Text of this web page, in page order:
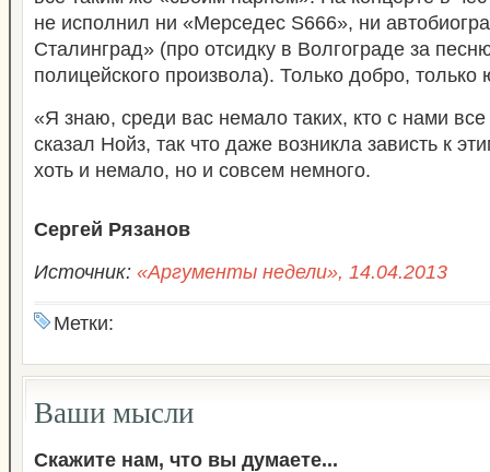
не исполнил ни «Мерседес S666», ни
Сталинград» (про отсидку в Волгограде за
полицейского произвола). Только добро, только
«Я знаю, среди вас немало таких, кто с нами
сказал Нойз, так что даже возникла зависть к
хоть и немало, но и совсем немного.
Сергей Рязанов
Источник: «Аргументы недели», 14.04.2013
Метки:
Ваши мысли
Скажите нам, что вы думаете...